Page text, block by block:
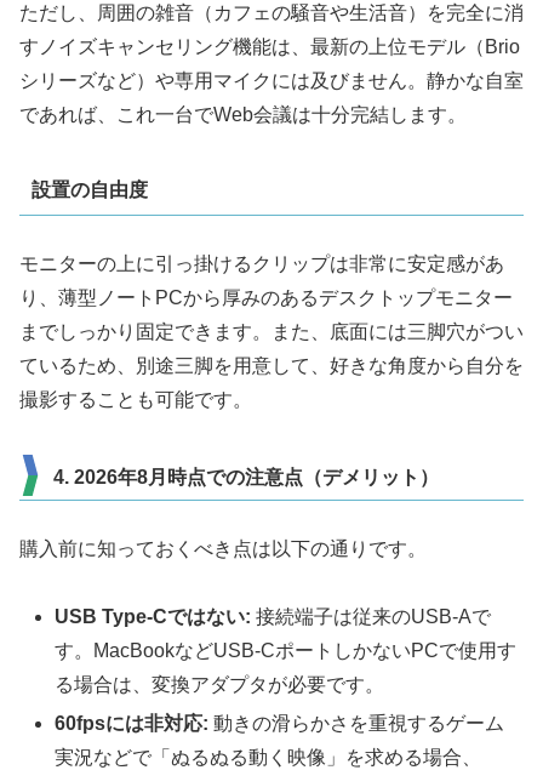
ただし、周囲の雑音（カフェの騒音や生活音）を完全に消
すノイズキャンセリング機能は、最新の上位モデル（Brio
シリーズなど）や専用マイクには及びません。静かな自室
であれば、これ一台でWeb会議は十分完結します。
設置の自由度
モニターの上に引っ掛けるクリップは非常に安定感があ
り、薄型ノートPCから厚みのあるデスクトップモニター
までしっかり固定できます。また、底面には三脚穴がつい
ているため、別途三脚を用意して、好きな角度から自分を
撮影することも可能です。
4. 2026年8月時点での注意点（デメリット）
購入前に知っておくべき点は以下の通りです。
USB Type-Cではない: 接続端子は従来のUSB-Aで
す。MacBookなどUSB-CポートしかないPCで使用す
る場合は、変換アダプタが必要です。
60fpsには非対応: 動きの滑らかさを重視するゲーム
実況などで「ぬるぬる動く映像」を求める場合、